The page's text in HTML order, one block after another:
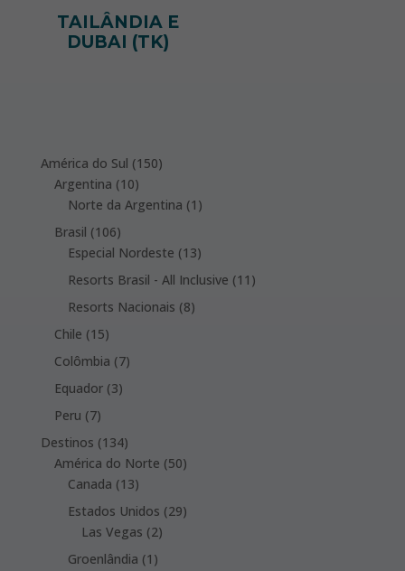
TAILÂNDIA E
DUBAI (TK)
América do Sul 150150
Argentina 1010
products
Norte da Argentina 1 1
Brasil 106106
products
Especial Nordeste 1313
products
Resorts Brasil - All Inclusive 11 11
Resorts Nacionais 88
Chile 1515
products
Colômbia 77
Equador 33
Peru 77
products
Destinos 134134
products
América do Norte 5050
Canada 1313
products
Estados Unidos 2929
Las Vegas 22
Groenlândia 1 1